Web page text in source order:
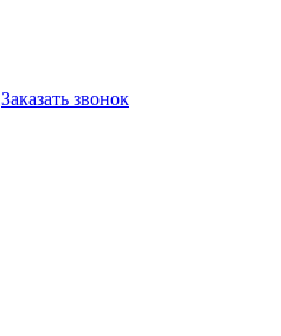
Заказать звонок